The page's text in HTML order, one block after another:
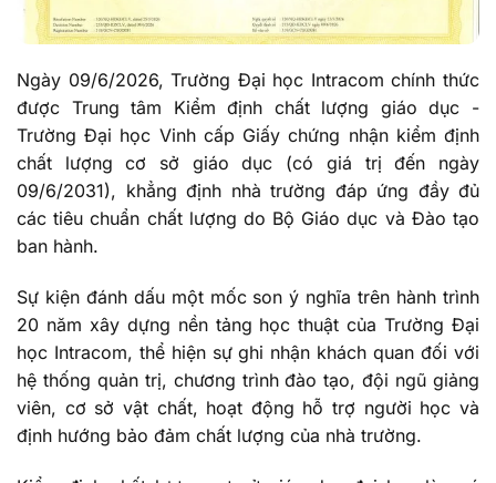
Ngày 09/6/2026, Trường Đại học Intracom chính thức
được Trung tâm Kiểm định chất lượng giáo dục -
Trường Đại học Vinh cấp Giấy chứng nhận kiểm định
chất lượng cơ sở giáo dục (có giá trị đến ngày
09/6/2031), khẳng định nhà trường đáp ứng đầy đủ
các tiêu chuẩn chất lượng do Bộ Giáo dục và Đào tạo
ban hành.
Sự kiện đánh dấu một mốc son ý nghĩa trên hành trình
20 năm xây dựng nền tảng học thuật của Trường Đại
học Intracom, thể hiện sự ghi nhận khách quan đối với
hệ thống quản trị, chương trình đào tạo, đội ngũ giảng
viên, cơ sở vật chất, hoạt động hỗ trợ người học và
định hướng bảo đảm chất lượng của nhà trường.